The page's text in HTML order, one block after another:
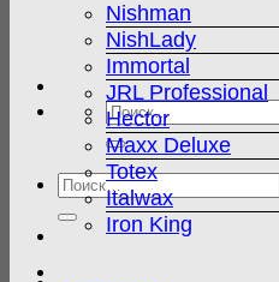
Искать:
Искать:
Nishman
NishLady
Immortal
JRL Professional
Hector
Maxx Deluxe
Totex
Italwax
Iron King